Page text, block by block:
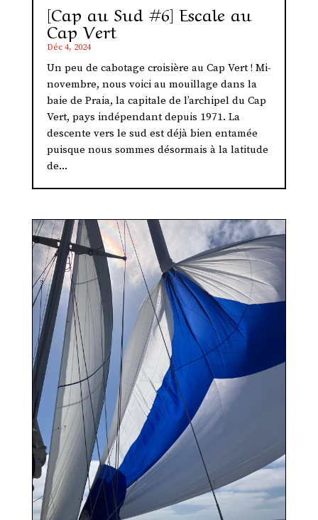
[Cap au Sud #6] Escale au
Cap Vert
Déc 4, 2024
Un peu de cabotage croisière au Cap Vert ! Mi-
novembre, nous voici au mouillage dans la
baie de Praia, la capitale de l’archipel du Cap
Vert, pays indépendant depuis 1971. La
descente vers le sud est déjà bien entamée
puisque nous sommes désormais à la latitude
de...